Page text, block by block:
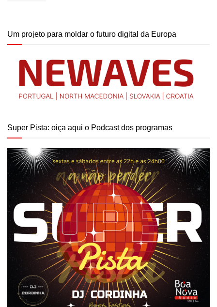
Um projeto para moldar o futuro digital da Europa
Super Pista: oiça aqui o Podcast dos programas